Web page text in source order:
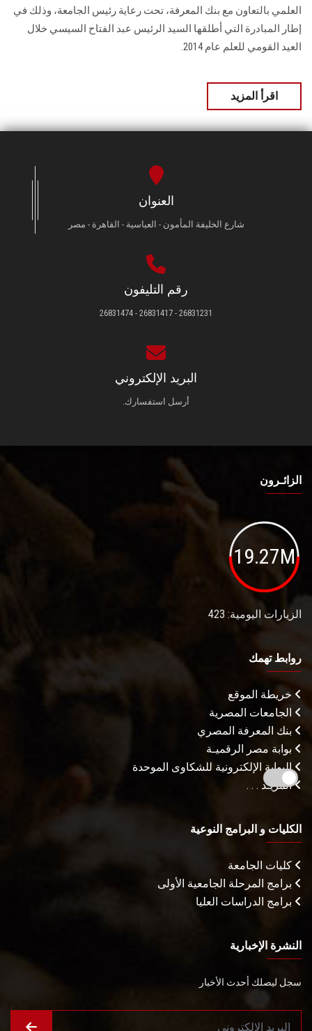
سجل الان
العلمي بالتعاون مع ‏بنك المعرفة، تحت رعاية رئيس الجامعة، وذلك في
إطار ‏المبادرة التي أطلقها السيد الرئيس عبد الفتاح السيسي خلال
العيد القومي للعلم عام 2014.
اقرأ المزيد
العنوان
شارع الخليفة المأمون - العباسية - القاهرة - مصر
رقم التليفون
26831231 - 26831417 - 26831474
البريد الإلكتروني
أرسل استفسارك.
الزائـرون
19.27M
الزيارات اليومية: 423
روابط تهمك
خريطة الموقع
الجامعات المصرية
بنك المعرفة المصري
بوابة مصر الرقميـة
البوابة الإلكترونية للشكاوى الموحدة
المزيـد . . .
الكليات و البرامج النوعية
كليات الجامعة
برامج المرحلة الجامعية الأولى
برامج الدراسات العليا
النشرة الإخبارية
سجل ليصلك أحدث الأخبار